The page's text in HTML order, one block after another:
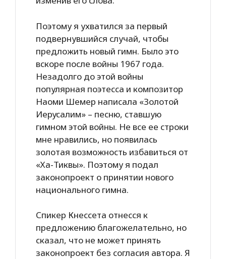
Поэтому я ухватился за первый
подвернувшийся случай, чтобы
предложить новый гимн. Было это
вскоре после войны 1967 года.
Незадолго до этой войны
популярная поэтесса и композитор
Наоми Шемер написала «Золотой
Иерусалим» – песню, ставшую
гимном этой войны. Не все ее строки
мне нравились, но появилась
золотая возможность избавиться от
«Ха-Тиквы». Поэтому я подал
законопроект о принятии нового
национального гимна.
Спикер Кнессета отнесся к
предложению благожелательно, но
сказал, что не может принять
законопроект без согласия автора. Я